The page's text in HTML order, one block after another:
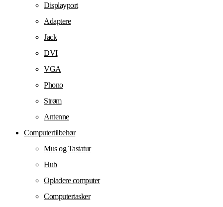
Displayport
Adaptere
Jack
DVI
VGA
Phono
Strøm
Antenne
Computertilbehør
Mus og Tastatur
Hub
Opladere computer
Computertasker